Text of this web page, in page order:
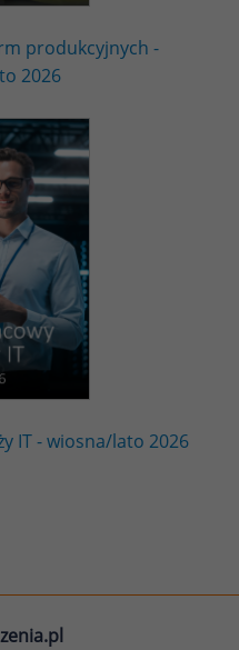
produkcyjnych -
2026
IT - wiosna/lato 2026